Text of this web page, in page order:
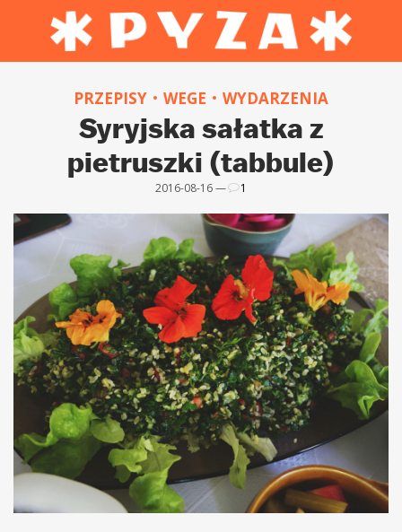
PRZEPISY WEGE WYDARZENIA
Syryjska sałatka z
pietruszki (tabbule)
2016-08-16 — 1